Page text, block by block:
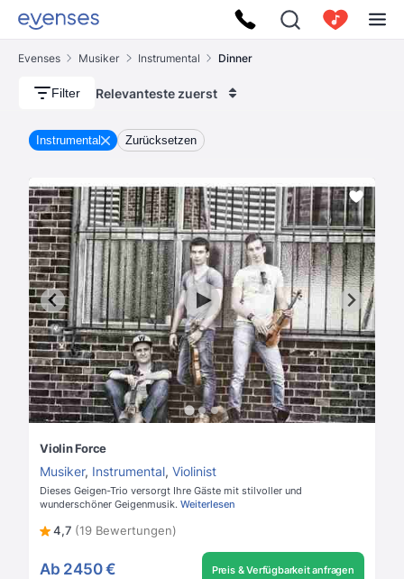
Evenses Musiker Instrumental Dinner
Filter Relevanteste zuerst
Instrumental Zurücksetzen
Violin Force
Musiker, Instrumental, Violinist
Dieses Geigen-Trio versorgt Ihre Gäste mit stilvoller und
wunderschöner Geigenmusik. Weiterlesen
4,7 (19 Bewertungen)
Ab 2450 € Preis & Verfügbarkeit anfragen